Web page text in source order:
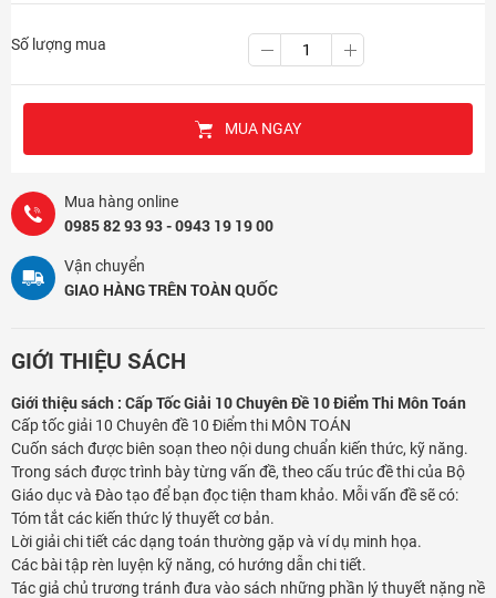
Số lượng mua
MUA NGAY
Mua hàng online
0985 82 93 93 - 0943 19 19 00
Vận chuyển
GIAO HÀNG TRÊN TOÀN QUỐC
GIỚI THIỆU SÁCH
Giới thiệu sách : Cấp Tốc Giải 10 Chuyên Đề 10 Điểm Thi Môn Toán
Cấp tốc giải 10 Chuyên đề 10 Điểm thi MÔN TOÁN
Cuốn sách được biên soạn theo nội dung chuẩn kiến thức, kỹ năng.
Trong sách được trình bày từng vấn đề, theo cấu trúc đề thi của Bộ
Giáo dục và Đào tạo để bạn đọc tiện tham khảo. Mỗi vấn đề sẽ có:
Tóm tắt các kiến thức lý thuyết cơ bản.
Lời giải chi tiết các dạng toán thường gặp và ví dụ minh họa.
Các bài tập rèn luyện kỹ năng, có hướng dẫn chi tiết.
Tác giả chủ trương tránh đưa vào sách những phần lý thuyết nặng nề